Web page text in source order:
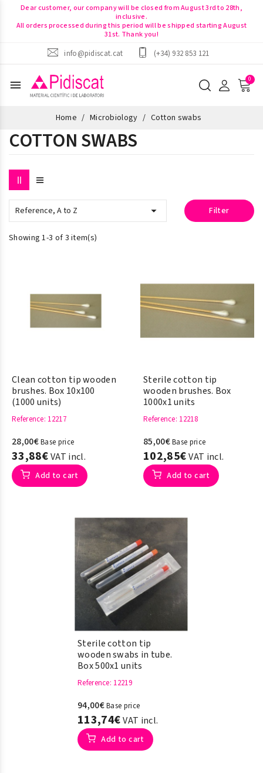
Dear customer, our company will be closed from August 3rd to 28th,
inclusive.
All orders processed during this period will be shipped starting August
31st. Thank you!
info@pidiscat.cat
(+34) 932 853 121
menu
Home Microbiology Cotton swabs
COTTON SWABS
Reference, A to Z  Filter
Showing 1-3 of 3 item(s)
Clean cotton tip wooden
brushes. Box 10x100
(1000 units)
Reference: 12217
28,00€Base price
33,88€VAT incl.
Add to cart
Sterile cotton tip
wooden brushes. Box
1000x1 units
Reference: 12218
85,00€Base price
102,85€VAT incl.
Add to cart
Sterile cotton tip
wooden swabs in tube.
Box 500x1 units
Reference: 12219
94,00€Base price
113,74€VAT incl.
Add to cart